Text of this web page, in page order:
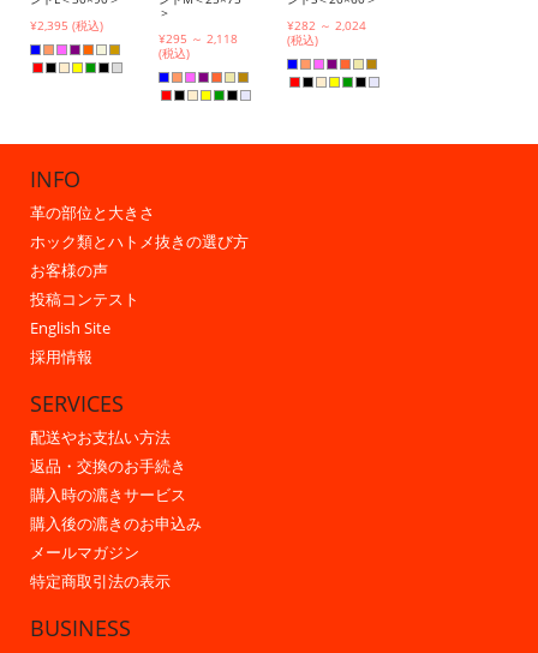
¥2,395 (税込)
＞
¥295 ～ 2,118
(税込)
¥282 ～ 2,024
(税込)
INFO
革の部位と大きさ
ホック類とハトメ抜きの選び方
お客様の声
投稿コンテスト
English Site
採用情報
SERVICES
配送やお支払い方法
返品・交換のお手続き
購入時の漉きサービス
購入後の漉きのお申込み
メールマガジン
特定商取引法の表示
BUSINESS